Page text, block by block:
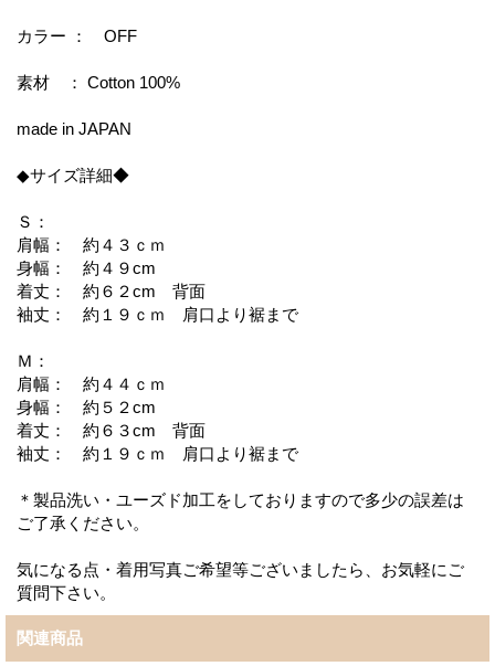
カラー ： OFF
素材 ： Cotton 100%
made in JAPAN
◆サイズ詳細◆
Ｓ：
肩幅： 約４３ｃｍ
身幅： 約４９cm
着丈： 約６２cm 背面
袖丈： 約１９ｃｍ 肩口より裾まで
Ｍ：
肩幅： 約４４ｃｍ
身幅： 約５２cm
着丈： 約６３cm 背面
袖丈： 約１９ｃｍ 肩口より裾まで
＊製品洗い・ユーズド加工をしておりますので多少の誤差は
ご了承ください。
気になる点・着用写真ご希望等ございましたら、お気軽にご
質問下さい。
関連商品